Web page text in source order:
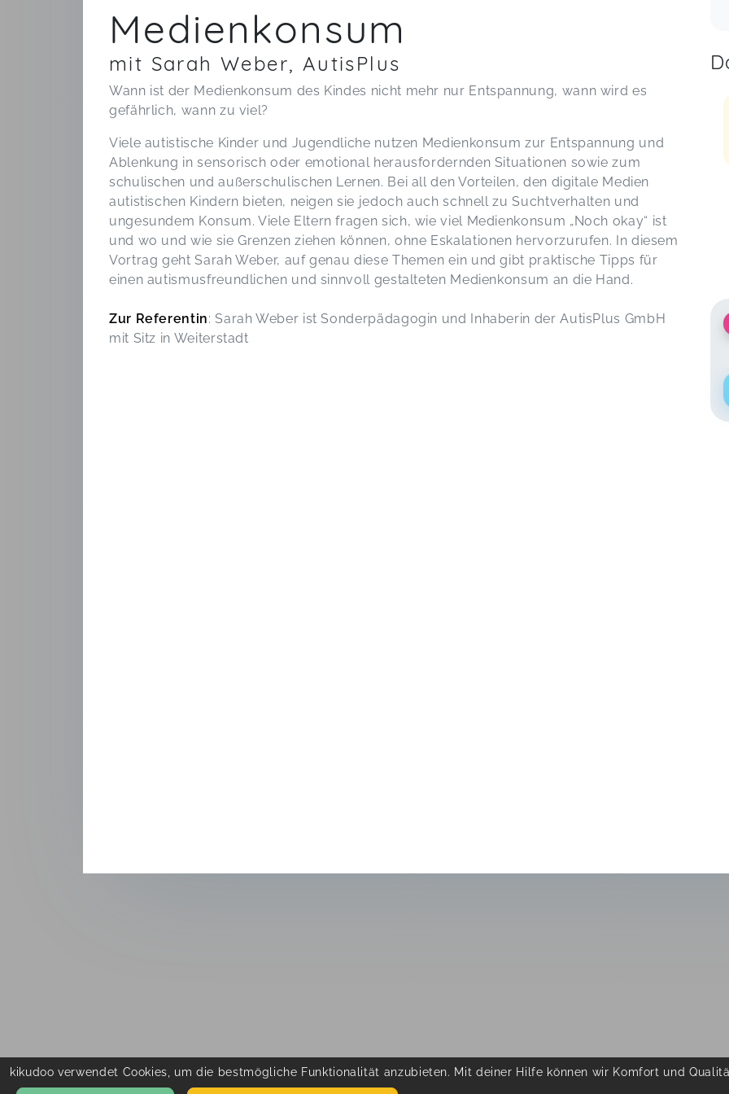
Medienkonsum
mit Sarah Weber, AutisPlus
Wann ist der Medienkonsum des Kindes nicht mehr nur Entspannung, wann wird es
gefährlich, wann zu viel?
Viele autistische Kinder und Jugendliche nutzen Medienkonsum zur Entspannung und
Ablenkung in sensorisch oder emotional herausfordernden Situationen sowie zum
schulischen und außerschulischen Lernen. Bei all den Vorteilen, den digitale Medien
autistischen Kindern bieten, neigen sie jedoch auch schnell zu Suchtverhalten und
ungesundem Konsum. Viele Eltern fragen sich, wie viel Medienkonsum „Noch okay“ ist
und wo und wie sie Grenzen ziehen können, ohne Eskalationen hervorzurufen. In diesem
Vortrag geht Sarah Weber, auf genau diese Themen ein und gibt praktische Tipps für
einen autismusfreundlichen und sinnvoll gestalteten Medienkonsum an die Hand.
Zur Referentin: Sarah Weber ist Sonderpädagogin und Inhaberin der AutisPlus GmbH
mit Sitz in Weiterstadt
kikudoo verwendet Cookies, um die bestmögliche Funktionalität anzubieten. Mit deiner Hilfe können wir Komfort und